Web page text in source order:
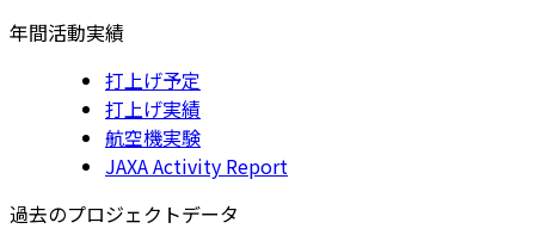
年間活動実績
打上げ予定
打上げ実績
航空機実験
JAXA Activity Report
過去のプロジェクトデータ